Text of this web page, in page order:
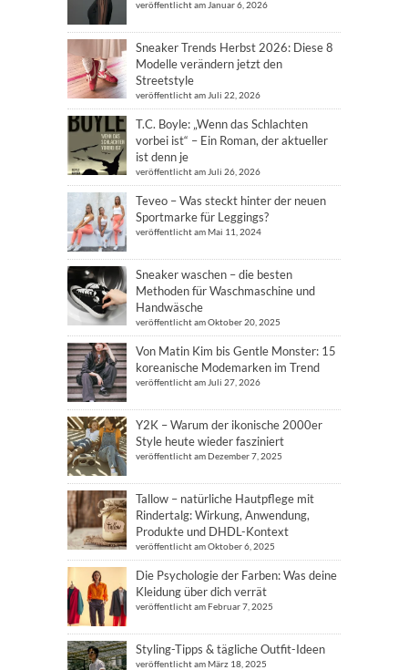
veröffentlicht am Januar 6, 2026
Sneaker Trends Herbst 2026: Diese 8
Modelle verändern jetzt den
Streetstyle
veröffentlicht am Juli 22, 2026
T.C. Boyle: „Wenn das Schlachten
vorbei ist“ – Ein Roman, der aktueller
ist denn je
veröffentlicht am Juli 26, 2026
Teveo – Was steckt hinter der neuen
Sportmarke für Leggings?
veröffentlicht am Mai 11, 2024
Sneaker waschen – die besten
Methoden für Waschmaschine und
Handwäsche
veröffentlicht am Oktober 20, 2025
Von Matin Kim bis Gentle Monster: 15
koreanische Modemarken im Trend
veröffentlicht am Juli 27, 2026
Y2K – Warum der ikonische 2000er
Style heute wieder fasziniert
veröffentlicht am Dezember 7, 2025
Tallow – natürliche Hautpflege mit
Rindertalg: Wirkung, Anwendung,
Produkte und DHDL-Kontext
veröffentlicht am Oktober 6, 2025
Die Psychologie der Farben: Was deine
Kleidung über dich verrät
veröffentlicht am Februar 7, 2025
Styling-Tipps & tägliche Outfit-Ideen
veröffentlicht am März 18, 2025